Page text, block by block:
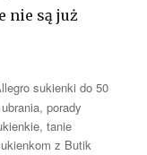
nie są już
sukienki do 50
,porady
,tanie
z Butik